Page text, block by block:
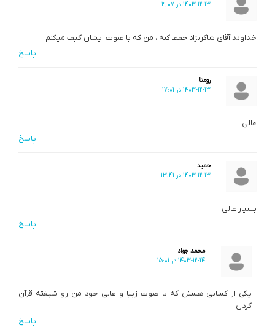
1403-12-13 در 19:07
خداوند آقای شاکرنژاد حفظ کنه ، من که با صوت ایشان کیف میکنم
پاسخ
رومنا
1403-12-13 در 17:01
عالی
پاسخ
حمید
1403-12-13 در 13:41
بسیار عالی
پاسخ
محمد جواد
1403-12-14 در 15:01
یکی از کسانی هستن که با صوت زیبا و عالی خود من رو شیفته قرآن
کردن
پاسخ